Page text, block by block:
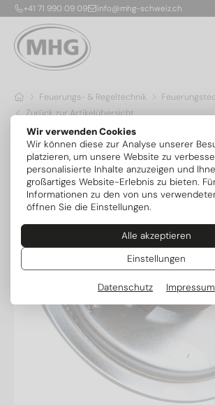
Wir verwenden Cookies
Wir können diese zur Analyse unserer
platzieren, um unsere Website zu
personalisierte Inhalte anzuzeigen und
großartiges Website-Erlebnis zu bieten.
Informationen zu den von uns
öffnen Sie die Einstellungen.
Alle akzeptieren
Einstellungen
Datenschutz Impressum
+41 71 990 09 09 info@mhg-schweiz.ch
Feuerungs- & Regeltechnik
Zurück zur Artikelübersicht